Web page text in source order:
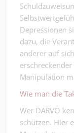
Depressionen
dazu, die
anderer auf
Manipulation
Wie man die
Wer DARVO
schützen. Hier